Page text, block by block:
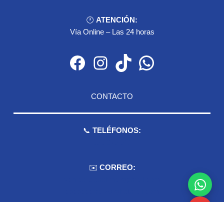
🕐 ATENCIÓN:
Vía Online – Las 24 horas
Facebook Instagram TikTok WhatsApp
CONTACTO
📞 TELÉFONOS:
✉️ CORREO: